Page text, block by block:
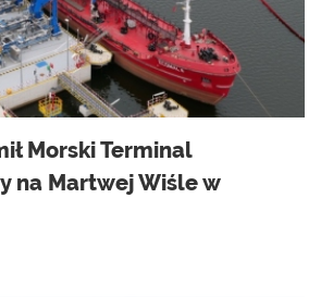
Morski Terminal
na Martwej Wiśle w